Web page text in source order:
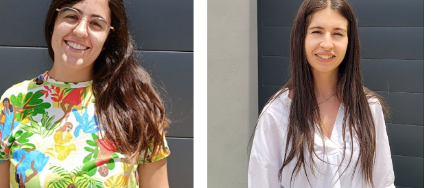
Ha desarrollado su experiencia
coordinando obras tanto de índole
arquitectónica como de ingeniería
civil. Ejerciendo la profesión de
manera colaborativa y
desarrollando trabajos de manera
independiente. En mis tiempos libres
disfruto de la compañía de amigos y
familia en entornos naturales o al
aire libre.
poca experiencia pero mucha pasión
por la construcción y a pie de obra.
Con un horizonte bien definido de
encaminarse hacia una profesión
ligada a la construcción desde muy
pequeña. Siempre dispuesta a
generar soluciones rápidas y
solidas. Apasionada de los viajes y
escapadas y sobre todo compartir
siempre con amigos y familia tiempo
y gastronomía.